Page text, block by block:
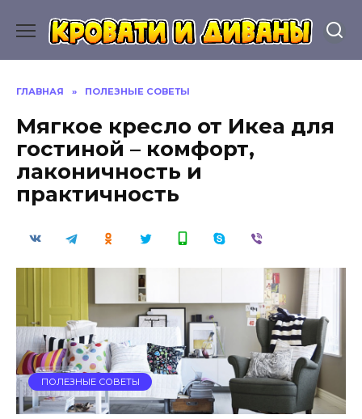
содержанию
ГЛАВНАЯ » ПОЛЕЗНЫЕ СОВЕТЫ
Мягкое кресло от Икеа для
гостиной – комфорт,
лаконичность и
практичность
ПОЛЕЗНЫЕ СОВЕТЫ